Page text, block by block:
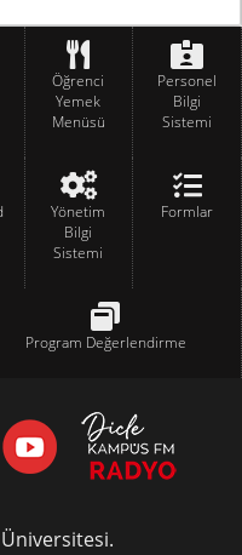
Öğrenci
Yemek
Menüsü
Personel
Bilgi
Sistemi
Yönetim
Bilgi
Sistemi
Formlar
Program Değerlendirme